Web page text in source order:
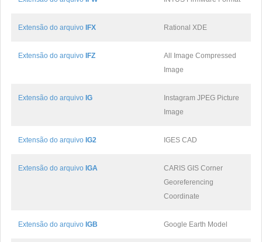
Extensão do arquivo IFX Rational XDE
Extensão do arquivo IFZ
All Image Compressed
Image
Extensão do arquivo IG
Instagram JPEG Picture
Image
Extensão do arquivo IG2 IGES CAD
Extensão do arquivo IGA
CARIS GIS Corner
Georeferencing
Coordinate
Extensão do arquivo IGB Google Earth Model